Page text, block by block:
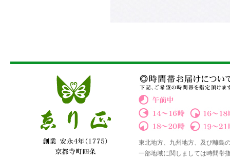
東北地方、九州地方、及び離島
一部地域に関しましては時間帯